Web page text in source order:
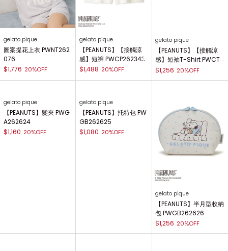
gelato pique
圖案提花上衣 PWNT262
076
$1,776 20%OFF
gelato pique
【PEANUTS】【接觸涼
感】短褲 PWCP262343
$1,488 20%OFF
gelato pique
【PEANUTS】【接觸涼
感】短袖T-Shirt PWCT2
62342
$1,256 20%OFF
gelato pique
【PEANUTS】半月型收納
包 PWGB262626
$1,256 20%OFF